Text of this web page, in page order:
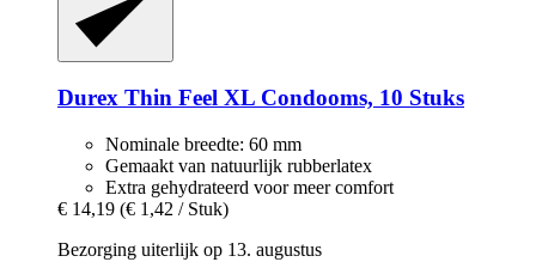
Durex Thin Feel XL Condooms, 10 Stuks
Nominale breedte: 60 mm
Gemaakt van natuurlijk rubberlatex
Extra gehydrateerd voor meer comfort
€ 14,19 (€ 1,42 / Stuk)
Bezorging uiterlijk op 13. augustus